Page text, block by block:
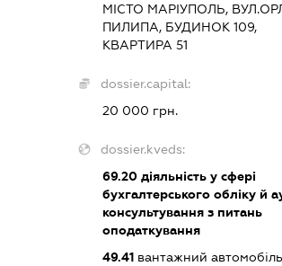
МІСТО МАРІУПОЛЬ,
ПИЛИПА, БУДИНОК 109,
КВАРТИРА 51
dossier.capital:
20 000 грн.
dossier.kveds:
69.20діяльність у сфері
бухгалтерського обліку й
консультування з питань
оподаткування
49.41вантажний